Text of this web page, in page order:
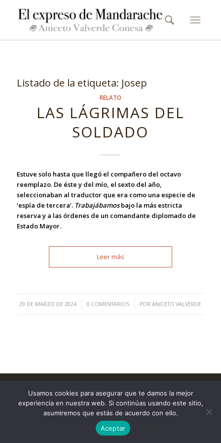
Listado de la etiqueta: Josep
RELATO
LAS LÁGRIMAS DEL
SOLDADO
Estuve solo hasta que llegó el compañero del octavo
reemplazo. De éste y del mío, el sexto del año,
seleccionaban al traductor que era como una especie de
‘espía de tercera’. Trabajábamosbajo la más estricta
reserva y a las órdenes de un comandante diplomado de
Estado Mayor.
Leer más
29 DE MARZO DE 2024
/ 0 COMENTARIOS
/ PORANICETO VALVERDE
Telecomunicaciones
AVISO LEGAL
Usamos cookies para asegurar que te damos la mejor
experiencia en nuestra web. Si continúas usando este sitio,
asumiremos que estás de acuerdo con ello.
Aceptar